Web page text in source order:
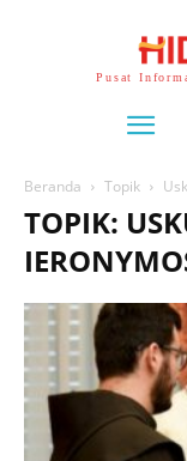
Pusat
Beranda Topik
TOPIK: